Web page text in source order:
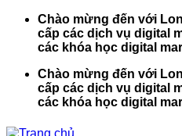
Chào mừng đến với
cấp các dịch vụ digital
các khóa học digital
Chào mừng đến với
cấp các dịch vụ digital
các khóa học digital